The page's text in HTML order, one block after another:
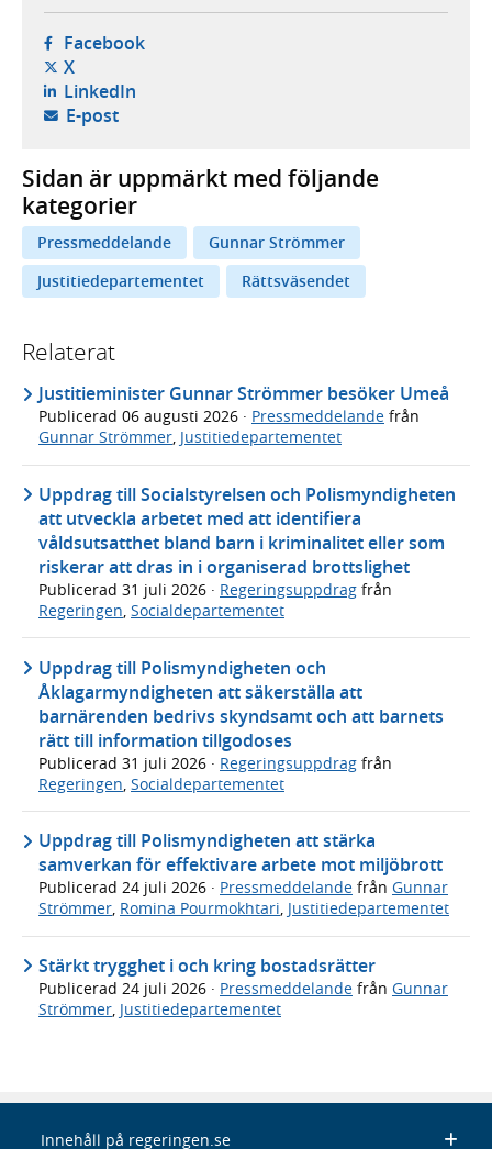
Facebook- öppnas i ny flik, extern webbplats,
X- öppnas i ny flik, extern webbplats,
LinkedIn- öppnas i ny flik, extern webbplats,
E-post- öppnar din e-postklient,
Sidan är uppmärkt med följande
kategorier
Pressmeddelande
Gunnar Strömmer
Justitiedepartementet
Rättsväsendet
Relaterat
Justitieminister Gunnar Strömmer besöker Umeå
Publicerad 06 augusti 2026 · Pressmeddelande från
Gunnar Strömmer, Justitiedepartementet
Uppdrag till Socialstyrelsen och Polismyndigheten
att utveckla arbetet med att identifiera
våldsutsatthet bland barn i kriminalitet eller som
riskerar att dras in i organiserad brottslighet
Publicerad 31 juli 2026 · Regeringsuppdrag från
Regeringen, Socialdepartementet
Uppdrag till Polismyndigheten och
Åklagarmyndigheten att säkerställa att
barnärenden bedrivs skyndsamt och att barnets
rätt till information tillgodoses
Publicerad 31 juli 2026 · Regeringsuppdrag från
Regeringen Socialdepartementet
Uppdrag till Polismyndigheten att stärka
samverkan för effektivare arbete mot miljöbrott
Publicerad 24 juli 2026 · Pressmeddelande från Gunnar
Strömmer, Romina Pourmokhtari, Justitiedepartementet
Stärkt trygghet i och kring bostadsrätter
Publicerad 24 juli 2026 · Pressmeddelande från Gunnar
Strömmer, Justitiedepartementet
Innehåll på regeringen.se